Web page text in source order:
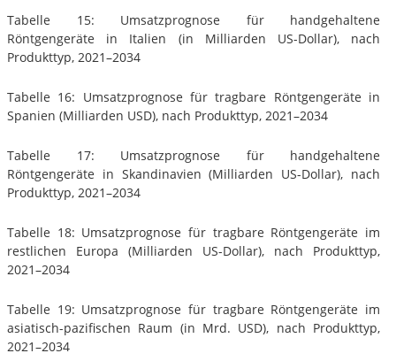
Tabelle 15: Umsatzprognose für handgehaltene
Röntgengeräte in Italien (in Milliarden US-Dollar), nach
Produkttyp, 2021–2034
Tabelle 16: Umsatzprognose für tragbare Röntgengeräte in
Spanien (Milliarden USD), nach Produkttyp, 2021–2034
Tabelle 17: Umsatzprognose für handgehaltene
Röntgengeräte in Skandinavien (Milliarden US-Dollar), nach
Produkttyp, 2021–2034
Tabelle 18: Umsatzprognose für tragbare Röntgengeräte im
restlichen Europa (Milliarden US-Dollar), nach Produkttyp,
2021–2034
Tabelle 19: Umsatzprognose für tragbare Röntgengeräte im
asiatisch-pazifischen Raum (in Mrd. USD), nach Produkttyp,
2021–2034